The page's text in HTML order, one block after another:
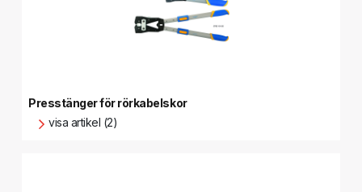
Presstänger för rörkabelskor
visa artikel (2)